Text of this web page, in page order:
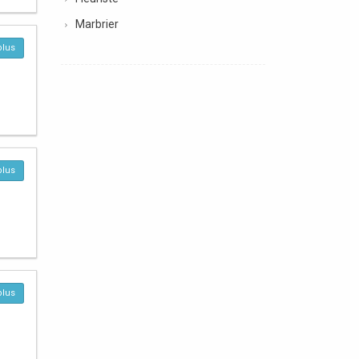
Marbrier